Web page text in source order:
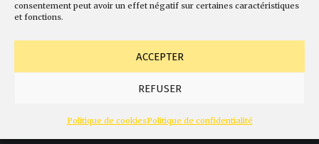
consentement peut avoir un effet négatif sur certaines caractéristiques
et fonctions.
ACCEPTER
REFUSER
Politique de cookiesPolitique de confidentialité